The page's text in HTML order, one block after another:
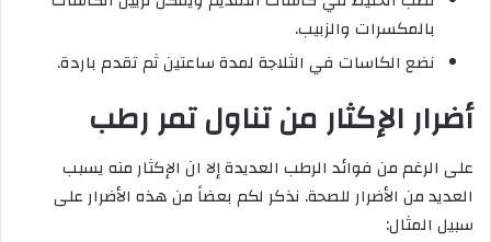
بالمكسرات والزبيب.
نضع الكاسات في الثلاجة لمدة ساعتين ثم تقدم باردة.
أضرار الإكثار من تناول تمر رطب
على الرغم من فوائد الرطب العديدة إلا ان الإكثار منه يسبب
العديد من الأضرار للصحة. نذكر لكم بعضاً من هذه الأضرار على
سبيل المثال: